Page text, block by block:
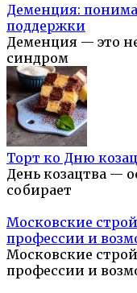
Деменция:
поддержки
Деменция — это
синдром
Торт ко Дню
День козацтва —
собирает
Московские
профессии и
Московские
профессии и